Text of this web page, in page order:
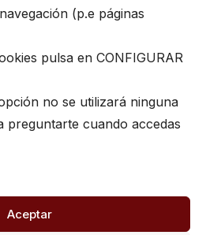
(p.e páginas
pulsa en CONFIGURAR
no se utilizará ninguna
preguntarte cuando accedas
Aceptar